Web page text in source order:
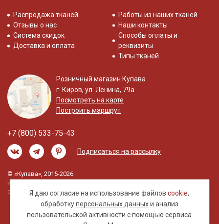
Я даю согласие на использование файловcookie,
обработкуперсональных данныхи анализ
пользовательской активности с помощью сервиса
Распродажа тканей
Отзывы о нас
Система скидок
Доставка и оплата
Работы из наших тканей
Наши контакты
Способы оплаты и
реквизиты
Типы тканей
Розничный магазин Купава
г. Киров, ул. Ленина, 79а
Посмотреть на карте
Построить маршрут
+7 (800) 533-75-43
Подписаться на рассылку
© «Купава», 2015-2026
Информация на сайте не является публичной
офертой.